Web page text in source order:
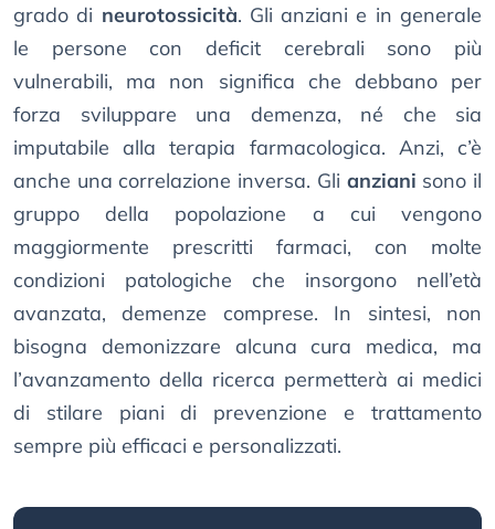
grado di neurotossicità. Gli anziani e in generale
le persone con deficit cerebrali sono più
vulnerabili, ma non significa che debbano per
forza sviluppare una demenza, né che sia
imputabile alla terapia farmacologica. Anzi, c’è
anche una correlazione inversa. Gli anziani sono il
gruppo della popolazione a cui vengono
maggiormente prescritti farmaci, con molte
condizioni patologiche che insorgono nell’età
avanzata, demenze comprese. In sintesi, non
bisogna demonizzare alcuna cura medica, ma
l’avanzamento della ricerca permetterà ai medici
di stilare piani di prevenzione e trattamento
sempre più efficaci e personalizzati.